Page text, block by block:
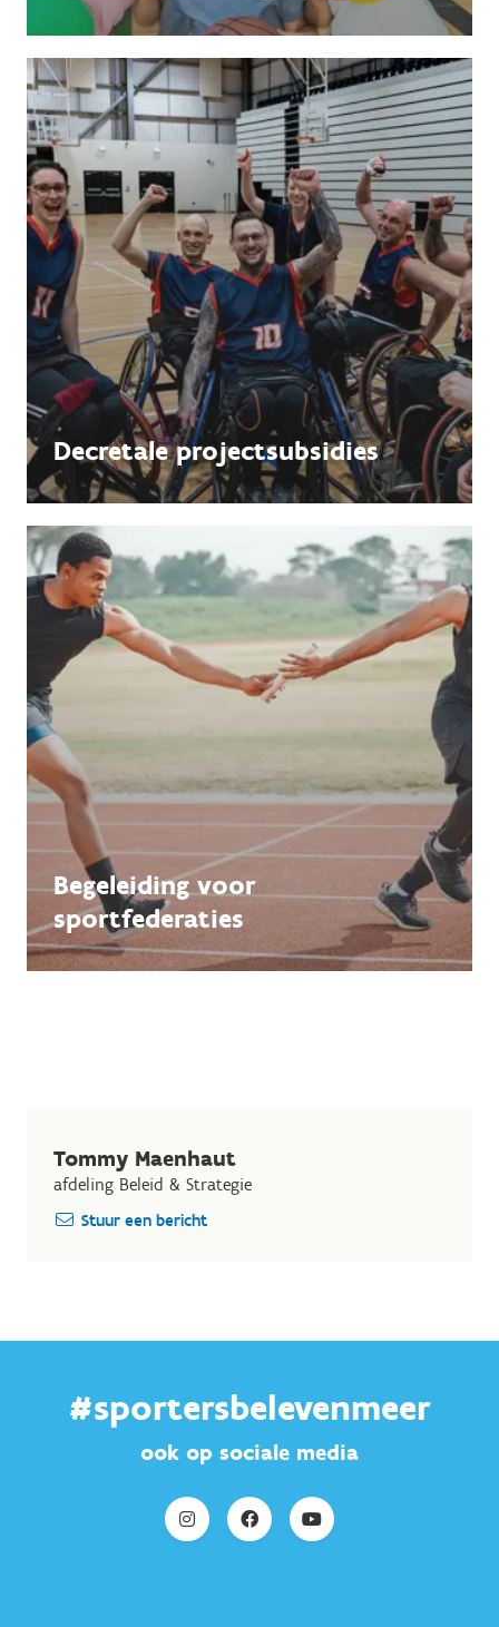
Decretale projectsubsidies
Begeleiding voor
sportfederaties
Tommy Maenhaut
afdeling Beleid & Strategie
Stuur een bericht
#sportersbelevenmeer
ook op sociale media